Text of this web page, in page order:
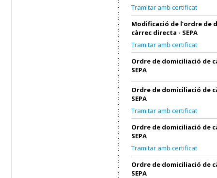
Tramitar amb certificat
Modificació de l’ordre de
càrrec directa - SEPA
Tramitar amb certificat
Ordre de domiciliació de
SEPA
Ordre de domiciliació de
SEPA
Tramitar amb certificat
Ordre de domiciliació de
SEPA
Tramitar amb certificat
Ordre de domiciliació de
SEPA